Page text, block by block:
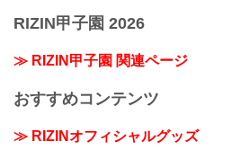
RIZIN甲子園 2026
≫ RIZIN甲子園 関連ページ
おすすめコンテンツ
≫ RIZINオフィシャルグッズ